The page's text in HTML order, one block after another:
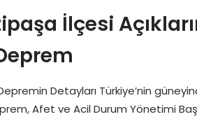
İlçesi
Detayları Türkiye’nin
Afet ve Acil Durum Yönetimi